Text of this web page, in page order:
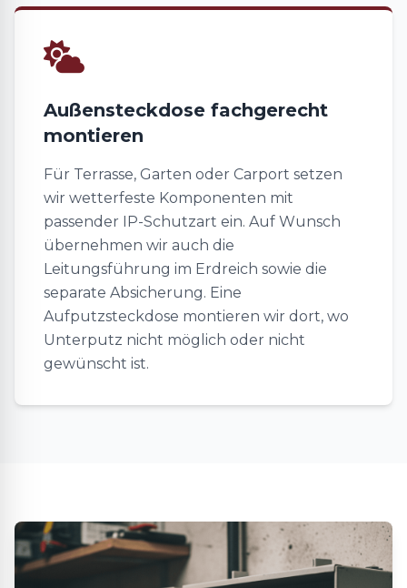
Außensteckdose fachgerecht
montieren
Für Terrasse, Garten oder Carport setzen
wir wetterfeste Komponenten mit
passender IP-Schutzart ein. Auf Wunsch
übernehmen wir auch die
Leitungsführung im Erdreich sowie die
separate Absicherung. Eine
Aufputzsteckdose montieren wir dort, wo
Unterputz nicht möglich oder nicht
gewünscht ist.